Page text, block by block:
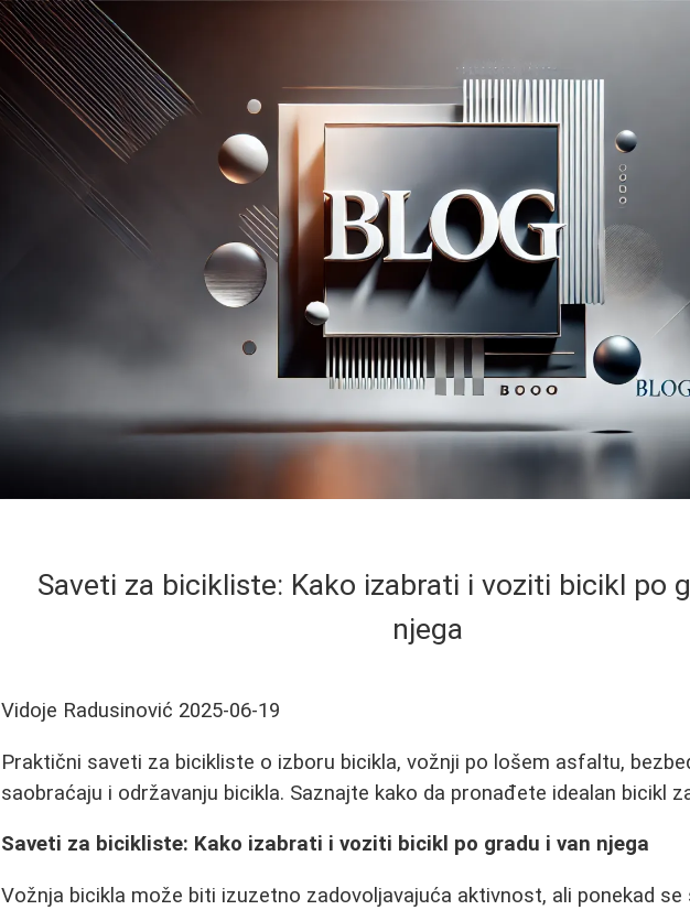
Saveti za bicikliste: Kako izabrati i voziti bicikl po
njega
Vidoje Radusinović 2025-06-19
Praktični saveti za bicikliste o izboru bicikla, vožnji po lošem asfaltu,
saobraćaju i održavanju bicikla. Saznajte kako da pronađete idealan bicikl
Saveti za bicikliste: Kako izabrati i voziti bicikl po gradu i van njega
Vožnja bicikla može biti izuzetno zadovoljavajuća aktivnost, ali ponekad